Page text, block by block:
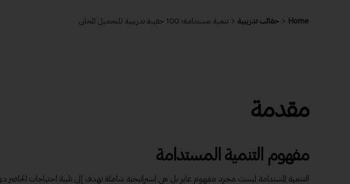
Home حقائب تدريبية تنمية مستدامة: 100 حقيبة تدريبية للتحميل المجاني
مقدمة
مفهوم التنمية المستدامة
التنمية المستدامة ليست مجرد مفهوم عابر بل هي استراتيجية شاملة تهدف إلى تلبية احتياجات الحاضر